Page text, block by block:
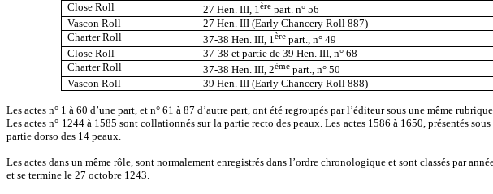
Close Roll
27 Hen. III, 1èrepart. n° 56
Vascon Roll
27 Hen. III (Early Chancery Roll 887)
Charter Roll
37-38 Hen. III, 1èrepart., n° 49
Close Roll
37-38 et partie de 39 Hen. III, n° 68
Charter Roll
37-38 Hen. III, 2èmepart., n° 50
Vascon Roll
39 Hen. III (Early Chancery Roll 888)
Les actes n° 1 à 60 d’une part, et n° 61 à 87 d’autre part, ont été regroupés par l’éditeur sous une même
Les actes n° 1244 à 1585 sont collationnés sur la partie recto des peaux. Les actes 1586 à 1650, présentés
partie dorso des 14 peaux.
Les actes dans un même rôle, sont normalement enregistrés dans l’ordre chronologique et sont classés par
et se termine le 27 octobre 1243.